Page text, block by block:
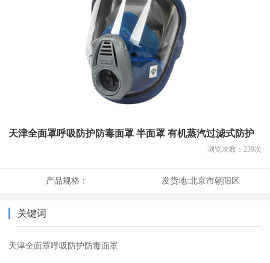
天津全面罩呼吸防护防毒面罩 半面罩 有机蒸汽过滤式防护
浏览次数： 239次
产品规格： 发货地:北京市朝阳区
关键词
天津全面罩呼吸防护防毒面罩